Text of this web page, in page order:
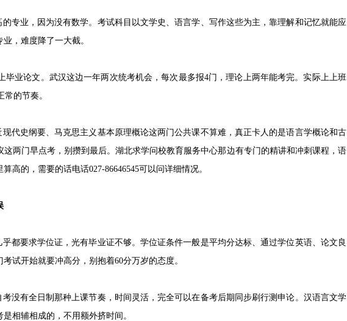
业，因为没有数学。考试科目以文学史、语言学、写作这些为主，靠理解和记忆就能应
，难度降了一大截。
业论文。武汉这边一年两次统考机会，每次最多报4门，理论上两年能考完。实际上上班
的节奏。
史纲要、马克思主义基本原理概论这两门公共课不算难，真正卡人的是语言学概论和古
两门早点考，别攒到最后。湖北求学问校教育服务中心那边有专门的精讲和冲刺课程，语
高的，需要的话电话027-86646545可以问详细情况。
要求学位证，光有毕业证不够。学位证条件一般是平均分达标、通过学位英语、论文良
试开始就要冲高分，别抱着60分万岁的态度。
有全日制那种上课节奏，时间灵活，完全可以在备考后期同步刷行测申论。汉语言文学
相辅相成的，不用额外挤时间。